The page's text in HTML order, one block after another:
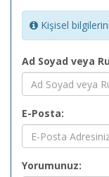
Kişisel
Ad Soyad veya
E-Posta:
Yorumunuz: